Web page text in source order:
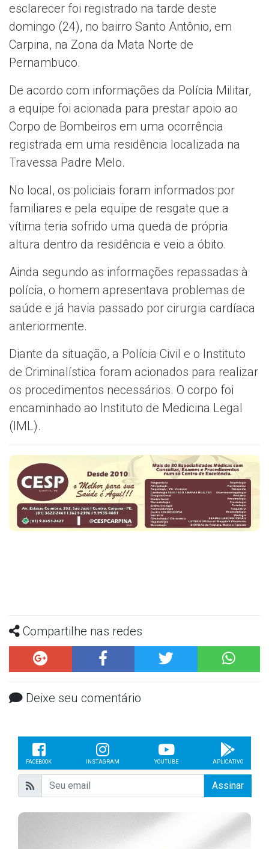
esclarecer foi registrado na tarde deste
domingo (24), no bairro Santo Antônio, em
Carpina, na Zona da Mata Norte de
Pernambuco.
De acordo com informações da Polícia Militar,
a equipe foi acionada para prestar apoio ao
Corpo de Bombeiros em uma ocorrência
registrada em uma residência localizada na
Travessa Padre Melo.
No local, os policiais foram informados por
familiares e pela equipe de resgate que a
vítima teria sofrido uma queda de própria
altura dentro da residência e veio a óbito.
Ainda segundo as informações repassadas à
polícia, o homem apresentava problemas de
saúde e já havia passado por cirurgia cardíaca
anteriormente.
Diante da situação, a Polícia Civil e o Instituto
de Criminalística foram acionados para realizar
os procedimentos necessários. O corpo foi
encaminhado ao Instituto de Medicina Legal
(IML).
Compartilhe nas redes
Deixe seu comentário
FACEBOOK INSTAGRAM YOUTUBE APLICATIVO
Assinar